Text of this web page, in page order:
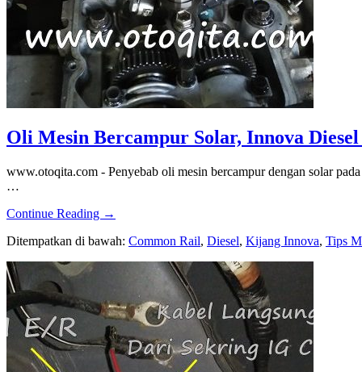
Oli Mesin Bercampur Solar, Innova
www.otoqita.com - Penyebab oli mesin bercampur dengan solar
…
Continue Reading about
Mesin
Diesel
Commonrail
→
Ditempatkan di bawah: Common Rail, Diesel, Kijang Innova, Tips